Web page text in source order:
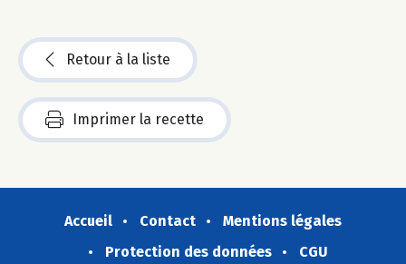
Retour à la liste
Imprimer la recette
Accueil Contact
Mentions légales
Protection des données
CGU